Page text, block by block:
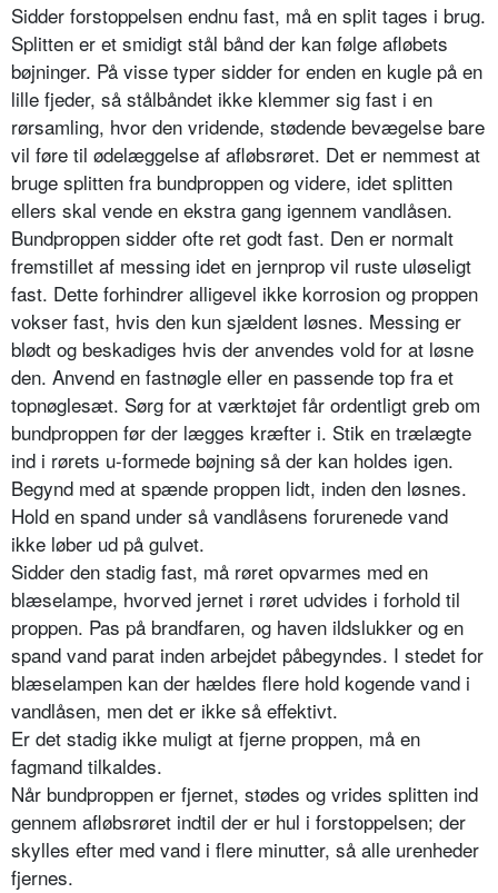
Sidder forstoppelsen endnu fast, må en split tages i brug.
Splitten er et smidigt stål bånd der kan følge afløbets
bøjninger. På visse typer sidder for enden en kugle på en
lille fjeder, så stålbåndet ikke klemmer sig fast i en
rørsamling, hvor den vridende, stødende bevægelse bare
vil føre til ødelæggelse af afløbsrøret. Det er nemmest at
bruge splitten fra bundproppen og videre, idet splitten
ellers skal vende en ekstra gang igennem vandlåsen.
Bundproppen sidder ofte ret godt fast. Den er normalt
fremstillet af messing idet en jernprop vil ruste uløseligt
fast. Dette forhindrer alligevel ikke korrosion og proppen
vokser fast, hvis den kun sjældent løsnes. Messing er
blødt og beskadiges hvis der anvendes vold for at løsne
den. Anvend en fastnøgle eller en passende top fra et
topnøglesæt. Sørg for at værktøjet får ordentligt greb om
bundproppen før der lægges kræfter i. Stik en trælægte
ind i rørets u-formede bøjning så der kan holdes igen.
Begynd med at spænde proppen lidt, inden den løsnes.
Hold en spand under så vandlåsens forurenede vand
ikke løber ud på gulvet.
Sidder den stadig fast, må røret opvarmes med en
blæselampe, hvorved jernet i røret udvides i forhold til
proppen. Pas på brandfaren, og haven ildslukker og en
spand vand parat inden arbejdet påbegyndes. I stedet for
blæselampen kan der hældes flere hold kogende vand i
vandlåsen, men det er ikke så effektivt.
Er det stadig ikke muligt at fjerne proppen, må en
fagmand tilkaldes.
Når bundproppen er fjernet, stødes og vrides splitten ind
gennem afløbsrøret indtil der er hul i forstoppelsen; der
skylles efter med vand i flere minutter, så alle urenheder
fjernes.